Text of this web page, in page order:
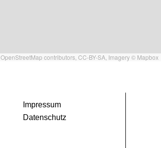
OpenStreetMap contributors, CC-BY-SA , Imagery © Mapbox
Impressum
Datenschutz